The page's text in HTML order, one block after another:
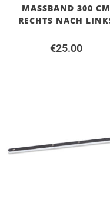
MASSBAND 300 CM R
ECHTS NACH LINKS
€25.00